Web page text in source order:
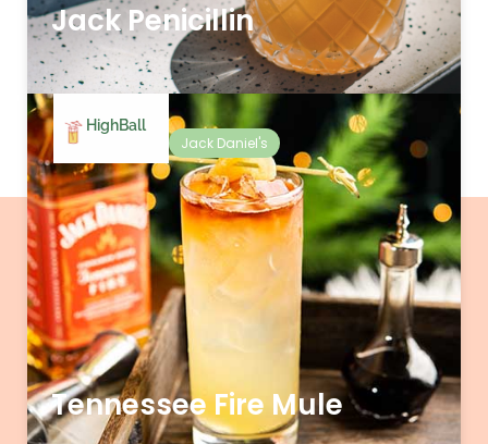
Jack Penicillin
HighBall
Jack Daniel's
Tennessee Fire Mule